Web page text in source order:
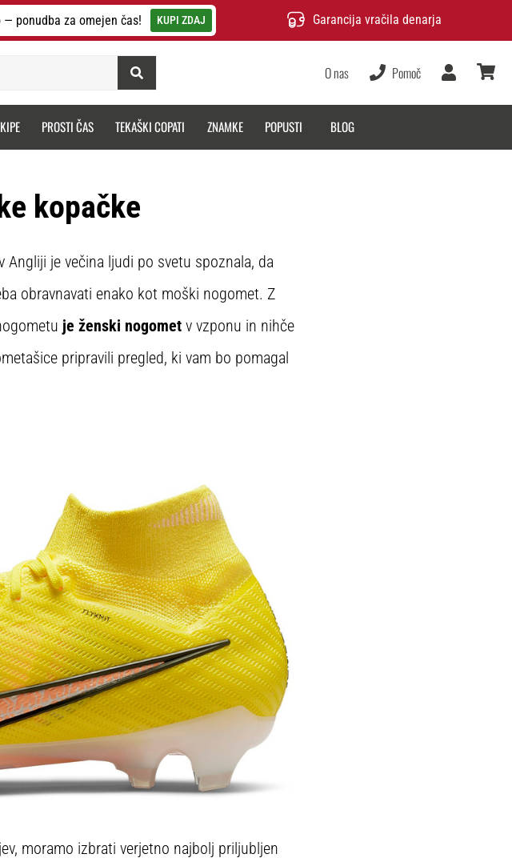
ponudba za omejen čas! KUPI ZDAJ Garancija vračila denarja
Iskanje
O nas Pomoč
Uporabnik
PROSTI ČAS TEKAŠKI COPATI ZNAMKE POPUSTI BLOG
kopačke
je večina ljudi po svetu spoznala, da
obravnavati enako kot moški nogomet. Z
je ženski nogomet v vzponu in nihče
pripravili pregled, ki vam bo pomagal
moramo izbrati verjetno najbolj priljubljen